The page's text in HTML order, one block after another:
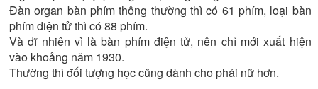
Đàn organ bàn phím thông thường thì có 61 phím, loại bàn
phím điện tử thì có 88 phím.
Và dĩ nhiên vì là bàn phím điện tử, nên chỉ mới xuất hiện
vào khoảng năm 1930.
Thường thì đối tượng học cũng dành cho phái nữ hơn.